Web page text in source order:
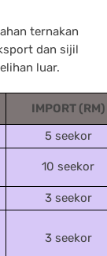
ternakan
dan sijil
luar.
IMPORT (RM)
5 seekor
10 seekor
3 seekor
3 seekor